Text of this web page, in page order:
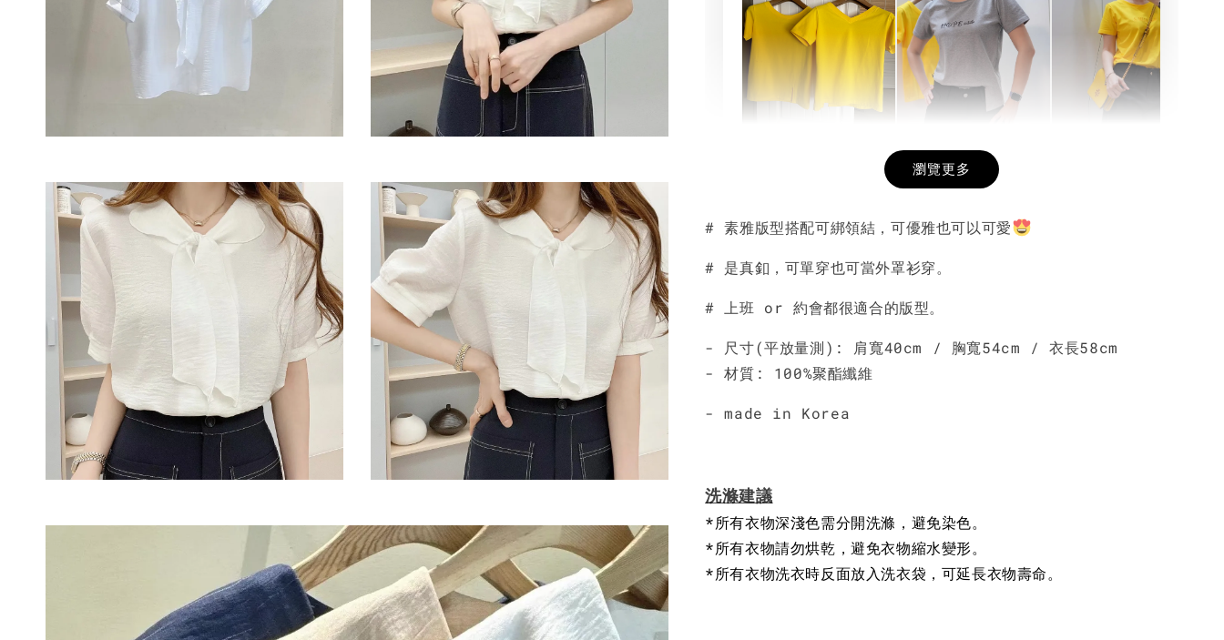
NT$ 190
NT$ 450
- +
希望相隨雙面T
NT$ 190
NT$ 450
-
瀏覽更多
# 素雅版型搭配可綁領結，可優雅也可以可愛
# 是真釦，可單穿也可當外罩衫穿。
# 上班 or 約會都很適合的版型。
- 尺寸(平放量測): 肩寬40cm / 胸寬54cm / 衣長58cm
- 材質: 100%聚酯纖維
- made in Korea
洗滌建議
*所有衣物深淺色需分開洗滌，避免染色。
*所有衣物請勿烘乾，避免衣物縮水變形。
*所有衣物洗衣時反面放入洗衣袋，可延長衣物壽命。